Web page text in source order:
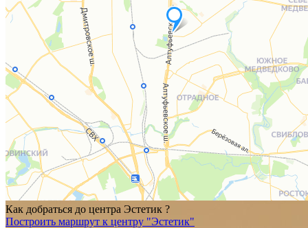
Как добраться до центра Эстетик ?
Построить маршрут к центру "Эстетик"